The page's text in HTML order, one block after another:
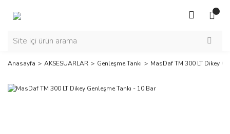
Anasayfa AKSESUARLAR Genleşme Tankı MasDaf TM 300 LT Dikey